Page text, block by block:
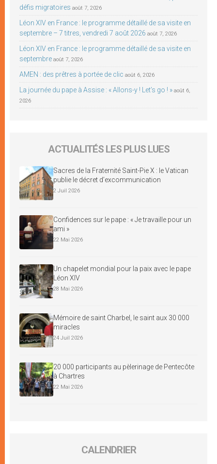
défis migratoires août 7, 2026
Léon XIV en France : le programme détaillé de sa visite en
septembre – 7 titres, vendredi 7 août 2026 août 7, 2026
Léon XIV en France : le programme détaillé de sa visite en
septembre août 7, 2026
AMEN : des prêtres à portée de clic août 6, 2026
La journée du pape à Assise : « Allons-y ! Let’s go ! » août 6,
2026
ACTUALITÉS LES PLUS LUES
Sacres de la Fraternité Saint-Pie X : le Vatican
publie le décret d’excommunication
2 Juil 2026
Confidences sur le pape : « Je travaille pour un
ami »
22 Mai 2026
Un chapelet mondial pour la paix avec le pape
Léon XIV
28 Mai 2026
Mémoire de saint Charbel, le saint aux 30 000
miracles
24 Juil 2026
20 000 participants au pèlerinage de Pentecôte
à Chartres
22 Mai 2026
CALENDRIER